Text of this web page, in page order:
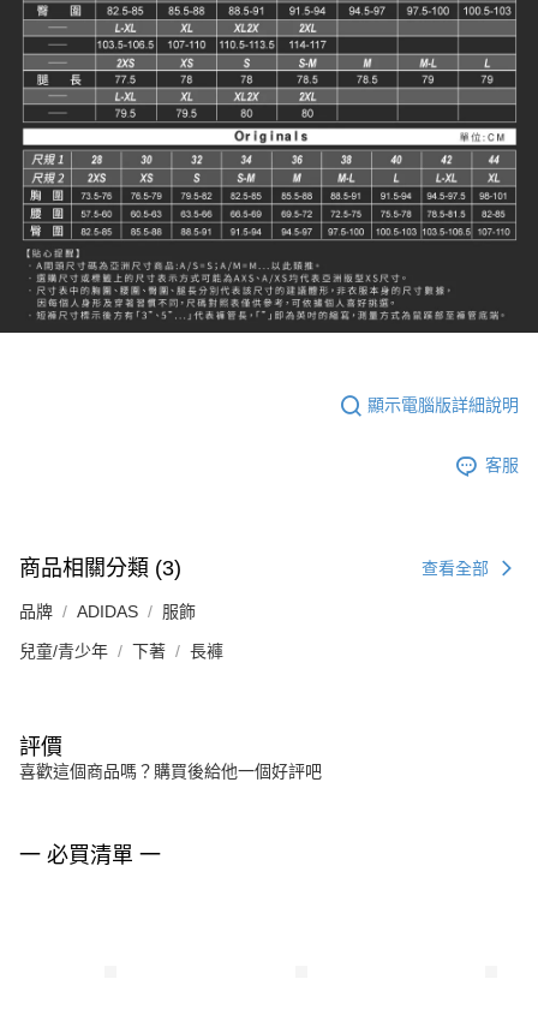
顯示電腦版詳細說明
客服
商品相關分類 (3) 查看全部
品牌 ADIDAS 服飾
兒童/青少年 下著 長褲
評價
喜歡這個商品嗎？購買後給他一個好評吧
一 必買清單 一